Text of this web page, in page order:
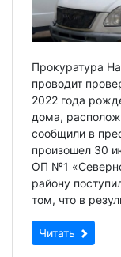
Прокуратура
проводит
2022 года
дома,
сообщили в
произошел 30
ОП №1
району
том, что в
Читать